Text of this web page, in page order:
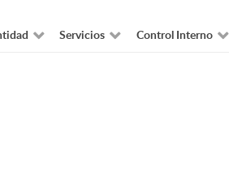
Servicios Control Interno